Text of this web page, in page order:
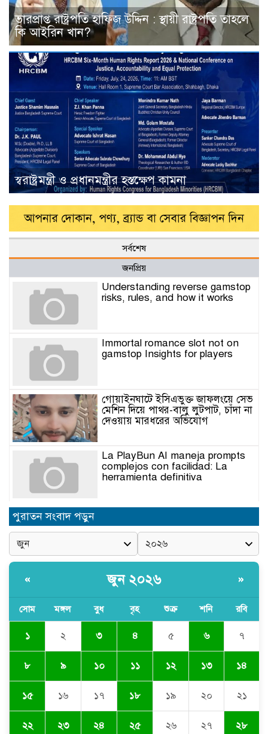
ভারপ্রাপ্ত রাষ্ট্রপতি হাফিজ উদ্দিন : স্থায়ী রাষ্ট্রপতি তাহলে
কি আইরিন খান?
স্বরাষ্ট্রমন্ত্রী ও প্রধানমন্ত্রীর হস্তক্ষেপ কামনা
সর্বশেষ
জনপ্রিয়
Understanding reverse gamstop
risks, rules, and how it works
Immortal romance slot not on
gamstop Insights for players
গোয়াইনঘাটে ইসিএভুক্ত জাফলংয়ে সেভ
মেশিন দিয়ে পাথর-বালু লুটপাট, চাঁদা না
দেওয়ায় মারধরের অভিযোগ
La PlayBun AI maneja prompts
complejos con facilidad: La
herramienta definitiva
নিত্যপণ্যের ঊর্ধ্বগতি রোধ, স্বাধীন দুদক
নবনিযুক্ত এসএমপি কমিশনারের সঙ্গে
সাংবাদিকদের মতবিনিময় সভা
অবৈধ বালু উত্তোলনের অভিযোগে ২১টি
ড্রেজার জব্দ, ৯ জন আটক
অব অনারে বরণ
পুরাতন সংবাদ পড়ুন
« জুন ২০২৬ »
সোম মঙ্গল বুধ বৃহ শুক্র শনি রবি
১ ২ ৩ ৪ ৫ ৬ ৭
৮ ৯ ১০ ১১ ১২ ১৩ ১৪
১৫ ১৬ ১৭ ১৮ ১৯ ২০ ২১
২২ ২৩ ২৪ ২৫ ২৬ ২৭ ২৮